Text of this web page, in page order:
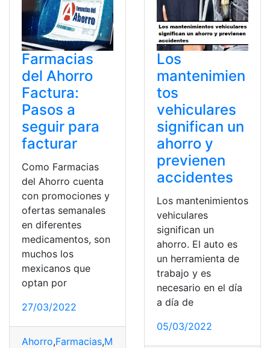
Farmacias
del Ahorro
Factura:
Pasos a
seguir para
facturar
Como Farmacias
del Ahorro cuenta
con promociones y
ofertas semanales
en diferentes
medicamentos, son
muchos los
mexicanos que
optan por
27/03/2022
Ahorro,Farmacias,Medicamentos
Los
mantenimien
tos
vehiculares
significan un
ahorro y
previenen
accidentes
Los mantenimientos
vehiculares
significan un
ahorro. El auto es
un herramienta de
trabajo y es
necesario en el día
a día de
05/03/2022